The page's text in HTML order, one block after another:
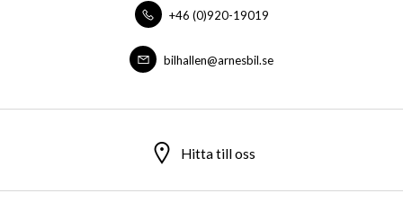
+46 (0)920-19019
bilhallen@arnesbil.se
Hitta till oss